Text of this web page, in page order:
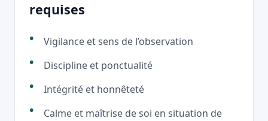
requises
Vigilance et sens de l’observation
Discipline et ponctualité
Intégrité et honnêteté
Calme et maîtrise de soi en situation de